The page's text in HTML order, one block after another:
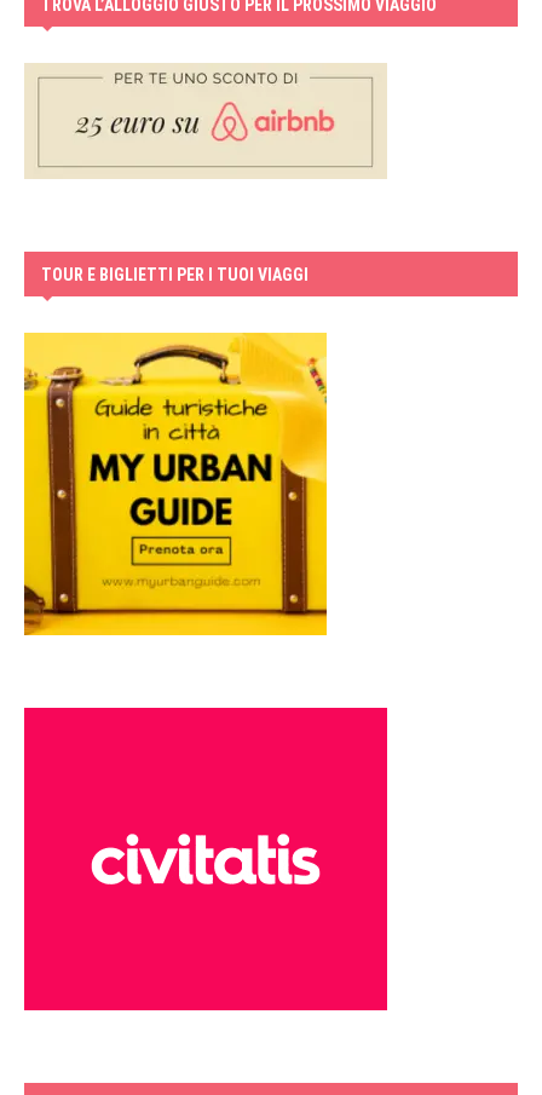
TROVA L’ALLOGGIO GIUSTO PER IL PROSSIMO VIAGGIO
TOUR E BIGLIETTI PER I TUOI VIAGGI